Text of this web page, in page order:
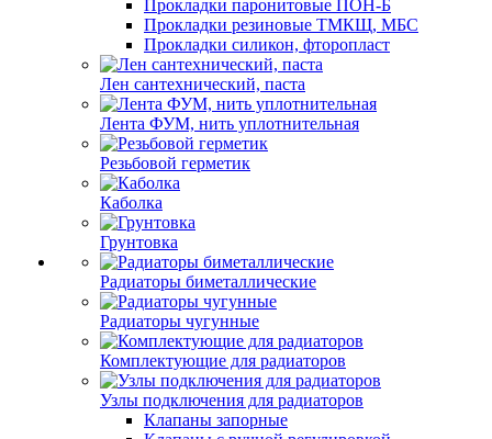
Прокладки паронитовые ПОН-Б
Прокладки резиновые ТМКЩ, МБС
Прокладки силикон, фторопласт
Лен сантехнический, паста
Лента ФУМ, нить уплотнительная
Резьбовой герметик
Каболка
Грунтовка
Радиаторы биметаллические
Радиаторы чугунные
Комплектующие для радиаторов
Узлы подключения для радиаторов
Клапаны запорные